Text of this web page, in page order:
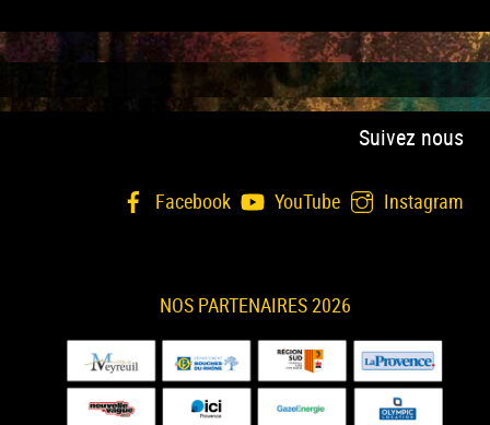
Suivez nous
Facebook YouTube Instagram
NOS PARTENAIRES 2026